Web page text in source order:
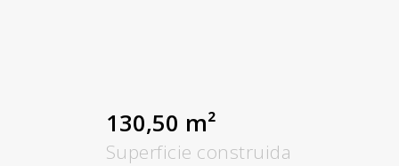
130,50 m²
Superficie construida